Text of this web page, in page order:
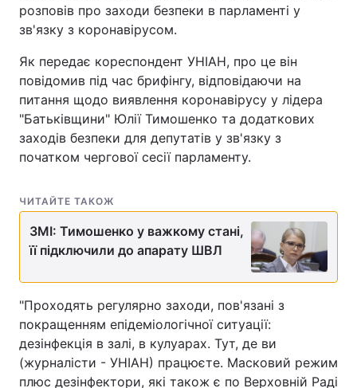
розповів про заходи безпеки в парламенті у
зв'язку з коронавірусом.
Як передає кореспондент УНІАН, про це він
повідомив під час брифінгу, відповідаючи на
питання щодо виявлення коронавірусу у лідера
"Батьківщини" Юлії Тимошенко та додаткових
заходів безпеки для депутатів у зв'язку з
початком чергової сесії парламенту.
ЧИТАЙТЕ ТАКОЖ
ЗМІ: Тимошенко у важкому стані,
її підключили до апарату ШВЛ
"Проходять регулярно заходи, пов'язані з
покращенням епідеміологічної ситуації:
дезінфекція в залі, в кулуарах. Тут, де ви
(журналісти - УНІАН) працюєте. Масковий режим
плюс дезінфектори, які також є по Верховній Раді